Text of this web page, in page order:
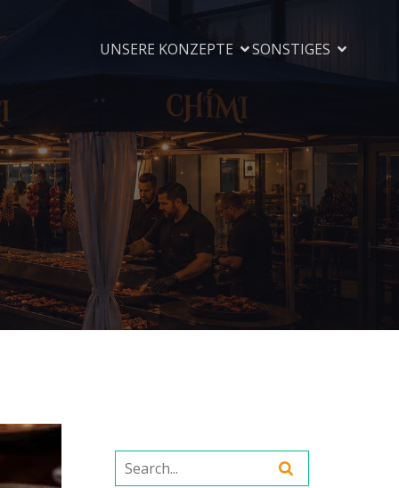
UNSERE KONZEPTE SONSTIGES